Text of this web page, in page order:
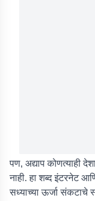
पण, अद्याप कोणत्याही
नाही. हा शब्द इंटरनेट
सध्याच्या ऊर्जा संकटाचे